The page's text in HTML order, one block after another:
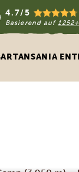
4.7/5
Basierend auf
TANSANIA